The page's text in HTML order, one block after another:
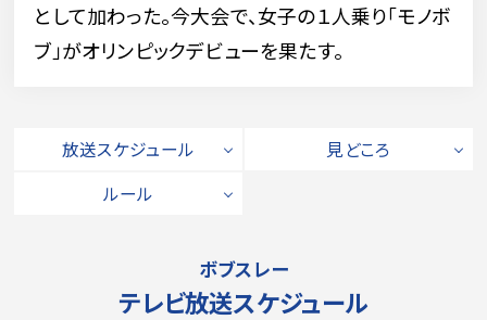
として加わった。今大会で、女子の１人乗り「モノボ
ブ」がオリンピックデビューを果たす。
放送スケジュール
見どころ
ルール
ボブスレー
テレビ放送スケジュール